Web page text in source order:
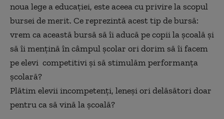
noua lege a educației, este aceea cu privire la scopul
bursei de merit. Ce reprezintă acest tip de bursă:
vrem ca această bursă să îi aducă pe copii la școală și
să îi mențină în câmpul școlar ori dorim să îi facem
pe elevi competitivi și să stimulăm performanța
școlară?
Plătim elevii incompetenți, leneși ori delăsători doar
pentru ca să vină la școală?